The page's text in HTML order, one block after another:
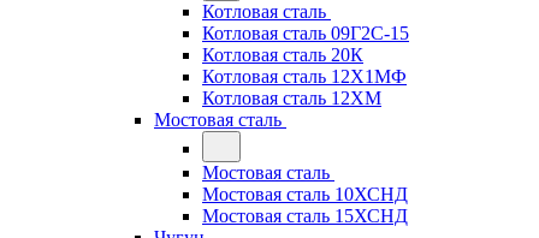
Котловая сталь
Котловая сталь 09Г2С-15
Котловая сталь 20К
Котловая сталь 12Х1МФ
Котловая сталь 12ХМ
Мостовая сталь
Мостовая сталь
Мостовая сталь 10ХСНД
Мостовая сталь 15ХСНД